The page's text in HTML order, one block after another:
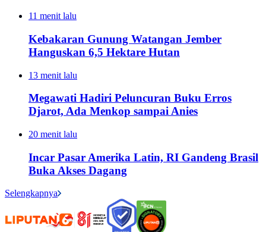
11 menit lalu
Kebakaran Gunung Watangan Jember
Hanguskan 6,5 Hektare Hutan
13 menit lalu
Megawati Hadiri Peluncuran Buku Erros
Djarot, Ada Menkop sampai Anies
20 menit lalu
Incar Pasar Amerika Latin, RI Gandeng Brasil
Buka Akses Dagang
Selengkapnya